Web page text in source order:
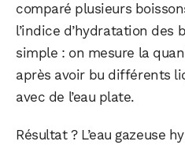
comparé plusieurs
l’indice d’hydratation des
simple : on mesure la
après avoir bu différents
avec de l’eau plate.
Résultat ? L’eau gazeuse